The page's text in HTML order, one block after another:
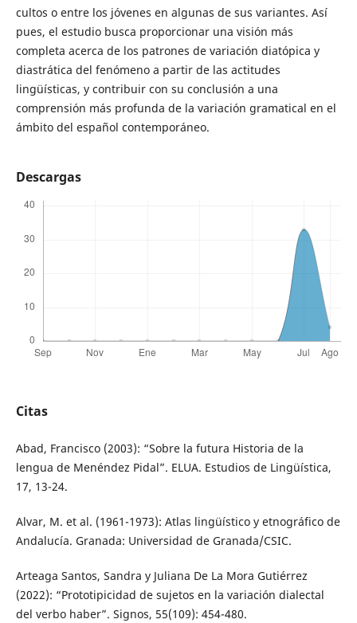
cultos o entre los jóvenes en algunas de sus variantes. Así
pues, el estudio busca proporcionar una visión más
completa acerca de los patrones de variación diatópica y
diastrática del fenómeno a partir de las actitudes
lingüísticas, y contribuir con su conclusión a una
comprensión más profunda de la variación gramatical en el
ámbito del español contemporáneo.
Descargas
Citas
Abad, Francisco (2003): “Sobre la futura Historia de la
lengua de Menéndez Pidal”. ELUA. Estudios de Lingüística,
17, 13-24.
Alvar, M. et al. (1961-1973): Atlas lingüístico y etnográfico de
Andalucía. Granada: Universidad de Granada/CSIC.
Arteaga Santos, Sandra y Juliana De La Mora Gutiérrez
(2022): “Prototipicidad de sujetos en la variación dialectal
del verbo haber”. Signos, 55(109): 454-480.